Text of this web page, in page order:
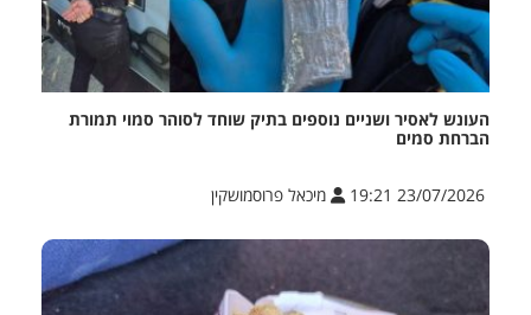
העונש לאסיר ושניים נוספים בתיק שוחד לסוהר סמוי תמורת
הברחת סמים
23/07/2026 19:21 מיכאל פרוסמושקין